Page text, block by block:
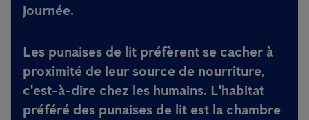
journée.
Les punaises de lit préfèrent se cacher à
proximité de leur source de nourriture,
c'est-à-dire chez les humains. L'habitat
préféré des punaises de lit est la chambre